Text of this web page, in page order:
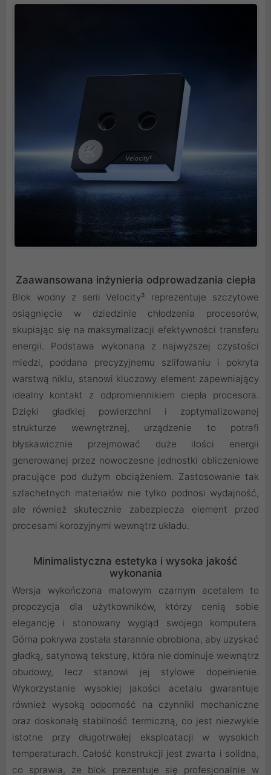
Zaawansowana inżynieria odprowadzania ciepła
Blok wodny z serii Velocity³ reprezentuje szczytowe
osiągnięcie w dziedzinie chłodzenia procesorów,
skupiając się na maksymalizacji efektywności transferu
energii. Podstawa wykonana z najwyższej czystości
miedzi, poddana precyzyjnemu szlifowaniu i pokryta
warstwą niklu, stanowi kluczowy element zapewniający
idealny kontakt z odpromiennikiem ciepła procesora.
Dzięki gładkiej powierzchni i zoptymalizowanej
strukturze wewnętrznej, urządzenie to potrafi
błyskawicznie przejmować duże ilości energii
generowanej przez nowoczesne jednostki obliczeniowe
pracujące pod dużym obciążeniem. Zastosowanie tak
szlachetnych materiałów nie tylko podnosi wydajność,
ale również skutecznie zabezpiecza element przed
procesami korozyjnymi wewnątrz układu.
Minimalistyczna estetyka i wysoka jakość
wykonania
Wersja wykończona matowym czarnym acetalem to
propozycja dla użytkowników, którzy cenią sobie
elegancję i stonowany wygląd swojego komputera.
Górna pokrywa została starannie obrobiona, aby uzyskać
gładką, satynową teksturę, która nie dominuje wewnątrz
obudowy, lecz stanowi jej stylowe dopełnienie.
Wykorzystanie wysokiej jakości acetalu gwarantuje
również wysoką odporność na czynniki mechaniczne
oraz doskonałą stabilność termiczną, co jest niezwykle
istotne przy długotrwałej eksploatacji w wysokich
temperaturach. Całość konstrukcji jest zwarta i solidna,
co sprawia, że blok prezentuje się profesjonalnie w